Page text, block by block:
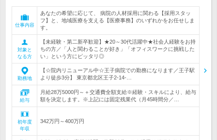
仕事内容
あなたの希望に応じて、 病院の人材採用に関わる【採用スタッ
フ】と、地域医療を支える【医療事務】のいずれかをお任せしま
す。
対象と
なる方
【未経験・第二新卒歓迎】★20～30代活躍中★社会人経験をお持
ちの方／「人と関わることが好き」「オフィスワークに挑戦した
い」という方にピッタリ◎
勤務地
【☆院内リニューアル中☆王子病院での勤務になります／王子駅
より徒歩3分】 東京都北区王子2-14-…
給与
月給28万5000円～＋交通費全額支給※経験・スキルにより、給与
額を決定します。※上記には固定残業代（月45時間分／…
初年度
年収
342万円～400万円